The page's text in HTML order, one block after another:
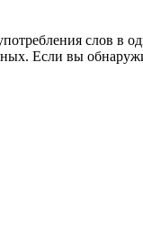
слов в
Если вы